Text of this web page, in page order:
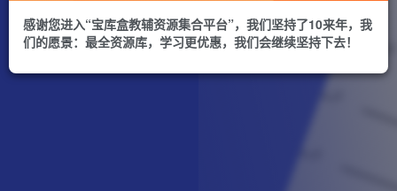
感谢您进入“宝库盒教辅资源集合平台”，我们坚持了10来年，我
们的愿景：最全资源库，学习更优惠，我们会继续坚持下去！